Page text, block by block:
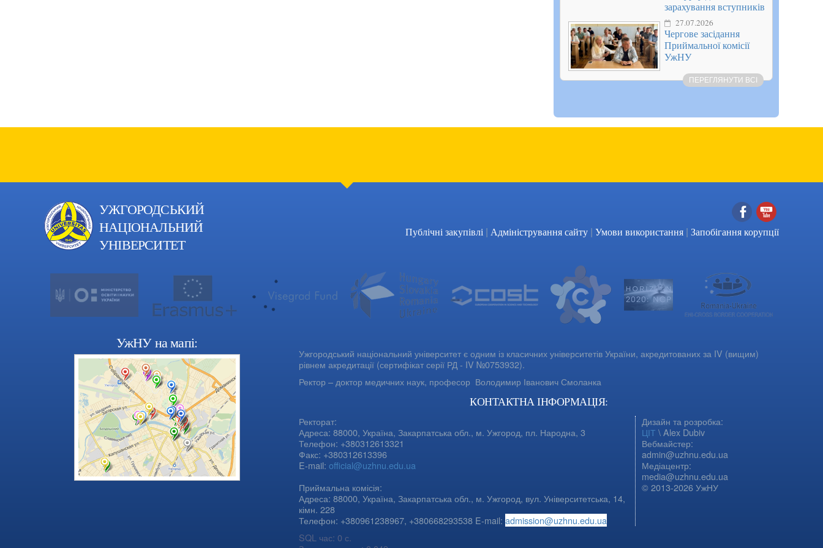
зарахування вступників
27.07.2026
Чергове засідання
Приймальної комісії
УжНУ
ПЕРЕГЛЯНУТИ ВСІ
УЖГОРОДСЬКИЙ
НАЦІОНАЛЬНИЙ
УНІВЕРСИТЕТ
Facebook
YouTube
Публічні закупівлі | Адміністрування сайту | Умови використання | Запобігання корупції
УжНУ на мапі:
Ужгородський національний університет є одним із класичних університетів України, акредитованих за IV (вищим)
рівнем акредитації (сертифікат серії РД - IV №0753932).
Ректор – доктор медичних наук, професор Володимир Іванович Смоланка
КОНТАКТНА ІНФОРМАЦІЯ:
Ректорат:
Адреса: 88000, Україна, Закарпатська обл., м. Ужгород, пл. Народна, 3
Телефон: +380312613321
Факс: +380312613396
E-mail: official@uzhnu.edu.ua
Приймальна комісія:
Адреса: 88000, Україна, Закарпатська обл., м. Ужгород, вул. Університетська, 14,
кімн. 228
Телефон: +380961238967, +380668293538 E-mail: admission@uzhnu.edu.ua
Дизайн та розробка:
ЦІТ \ Alex Dubiv
Вебмайстер:
admin@uzhnu.edu.ua
Медіацентр:
media@uzhnu.edu.ua
© 2013-2026 УжНУ
SQL час: 0 с.